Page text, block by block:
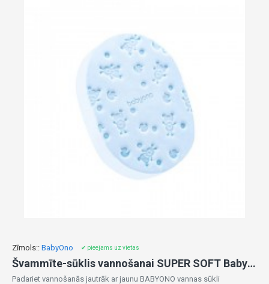
Zīmols:: BabyOno ✔ pieejams uz vietas
Švammīte-sūklis vannošanai SUPER SOFT BabyOno 1640/02 blue
Padariet vannošanās jautrāk ar jaunu BABYONO vannas sūkli